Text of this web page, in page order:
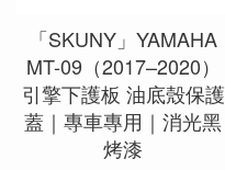
「SKUNY」YAMAHA
MT-09（2017–2020）
引擎下護板 油底殼保護
蓋｜專車專用｜消光黑
烤漆